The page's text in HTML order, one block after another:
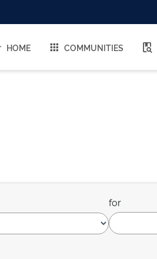
HOME COMMUNITIES
for